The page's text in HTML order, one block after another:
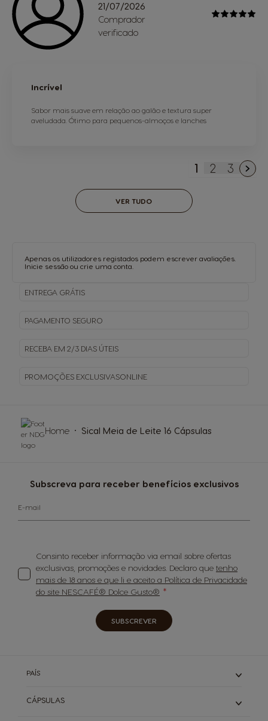
21/07/2026
Comprador
verificado
Incrível
Sabor mais suave em relação ao galão e textura super
aveludada. Ótimo para pequenos-almoços e lanches
Está de
1 Página
2 Página
3
VER TUDO
Apenas os utilizadores registados podem escrever avaliações.
Inicie sessão ou crie uma conta
ENTREGA GRÁTIS
PAGAMENTO SEGURO
RECEBA EM 2/3 DIAS ÚTEIS
PROMOÇÕES EXCLUSIVASONLINE
Subscreva para receber benefícios exclusivos
E-mail
Consinto receber informação via email sobre ofertas
exclusivas, promoções e novidades. Declaro que tenho
mais de 18 anos e que li e aceito a Política de Privacidade
do site NESCAFÉ® Dolce Gusto®
SUBSCREVER
Home Sical Meia de Leite 16 Cápsulas
PAÍS
CÁPSULAS